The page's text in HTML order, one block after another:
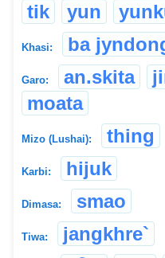
tik
yun
Khasi: ba
Garo: an.skita
moata
Mizo (Lushai): thing
Karbi: hijuk
Dimasa: smao
Tiwa:
jangkhre`